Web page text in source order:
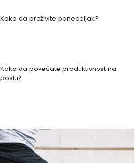
Kako da preživite ponedeljak?
Kako da povećate produktivnost na
poslu?
zdravlje na viši nivo?